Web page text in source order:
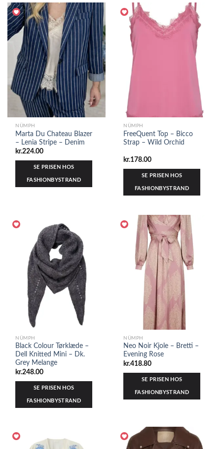
NÜMPH
Marta Du Chateau Blazer
– Lenia Stripe – Denim
kr.224.00
SE PRISEN HOS
FASHIONBYSTRAND
NÜMPH
FreeQuent Top – Bicco
Strap – Wild Orchid
kr.178.00
SE PRISEN HOS
FASHIONBYSTRAND
NÜMPH
Black Colour Tørklæde –
Dell Knitted Mini – Dk.
Grey Melange
kr.248.00
SE PRISEN HOS
FASHIONBYSTRAND
NÜMPH
Neo Noir Kjole – Bretti –
Evening Rose
kr.418.80
SE PRISEN HOS
FASHIONBYSTRAND